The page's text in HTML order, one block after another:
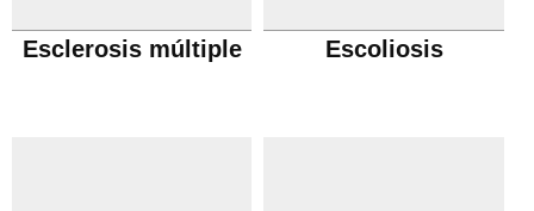
Esclerosis múltiple Escoliosis